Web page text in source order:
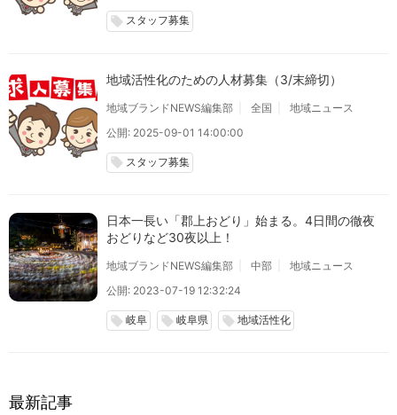
local_offer スタッフ募集
地域活性化のための人材募集（3/末締切）
地域ブランドNEWS編集部 全国
地域ニュース
公開: 2025-09-01 14:00:00
local_offer スタッフ募集
日本一長い「郡上おどり」始まる。4日間の徹夜
おどりなど30夜以上！
地域ブランドNEWS編集部 中部
地域ニュース
公開: 2023-07-19 12:32:24
local_offer 岐阜 local_offer 岐阜県 local_offer 地域活性化
最新記事